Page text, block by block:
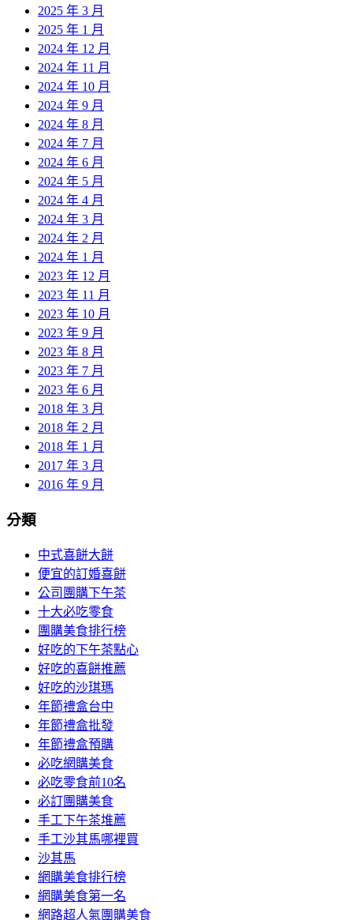
2025 年 3 月
2025 年 1 月
2024 年 12 月
2024 年 11 月
2024 年 10 月
2024 年 9 月
2024 年 8 月
2024 年 7 月
2024 年 6 月
2024 年 5 月
2024 年 4 月
2024 年 3 月
2024 年 2 月
2024 年 1 月
2023 年 12 月
2023 年 11 月
2023 年 10 月
2023 年 9 月
2023 年 8 月
2023 年 7 月
2023 年 6 月
2018 年 3 月
2018 年 2 月
2018 年 1 月
2017 年 3 月
2016 年 9 月
分類
中式喜餅大餅
便宜的訂婚喜餅
公司團購下午茶
十大必吃零食
團購美食排行榜
好吃的下午茶點心
好吃的喜餅推薦
好吃的沙琪瑪
年節禮盒台中
年節禮盒批發
年節禮盒預購
必吃網購美食
必吃零食前10名
必訂團購美食
手工下午茶堆薦
手工沙其馬哪裡買
沙其馬
網購美食排行榜
網購美食第一名
網路超人氣團購美食